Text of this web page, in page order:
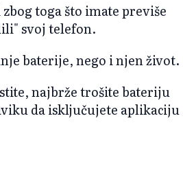
toga što imate previše
svoj telefon.
baterije, nego i njen život.
najbrže trošite bateriju
da isključujete aplikaciju